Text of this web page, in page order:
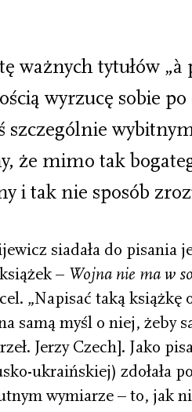
ważnych tytułów „à
wyrzucę sobie po
szczególnie
że mimo tak
i tak nie sposób
siadała do pisania
– Wojna nie ma w
„Napisać taką książkę
samą myśl o niej, żeby
Jerzy Czech]. Jako
ukraińskiej) zdołała
wymiarze – to, jak